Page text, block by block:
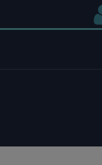
NOTRE